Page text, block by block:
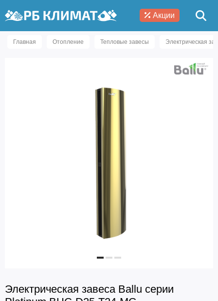
Акции
Главная Отопление Тепловые завесы Электрическая
Электрическая завеса Ballu серии